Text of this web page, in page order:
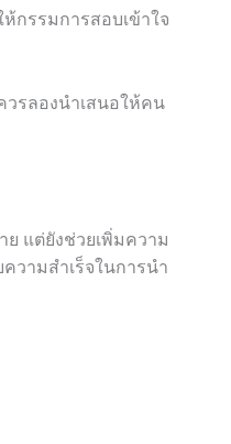
กรรมการสอบเข้าใจ
วรลองนำเสนอให้คน
ย แต่ยังช่วยเพิ่มความ
วามสำเร็จในการนำ